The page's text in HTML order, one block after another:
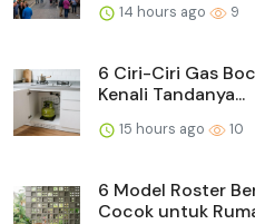
14 hours ago 9
6 Ciri-Ciri Gas
Kenali Tandanya...
15 hours ago 10
6 Model Roster
Cocok untuk